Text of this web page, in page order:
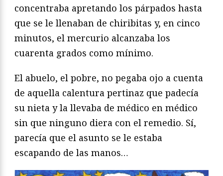
concentraba apretando los párpados hasta
que se le llenaban de chiribitas y, en cinco
minutos, el mercurio alcanzaba los
cuarenta grados como mínimo.
El abuelo, el pobre, no pegaba ojo a cuenta
de aquella calentura pertinaz que padecía
su nieta y la llevaba de médico en médico
sin que ninguno diera con el remedio. Sí,
parecía que el asunto se le estaba
escapando de las manos…